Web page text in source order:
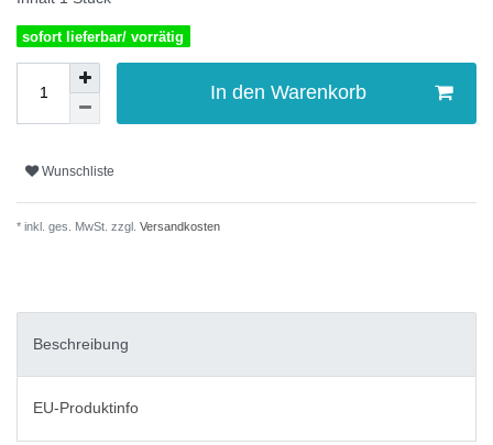
sofort lieferbar/ vorrätig
In den Warenkorb
Wunschliste
* inkl. ges. MwSt. zzgl. Versandkosten
Beschreibung
EU-Produktinfo